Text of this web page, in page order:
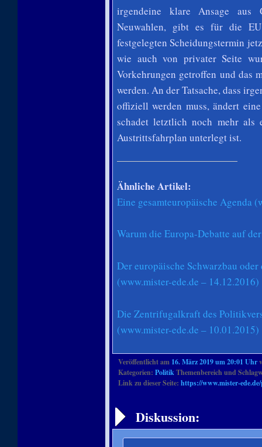
irgendeine klare Ansage aus
Neuwahlen, gibt es für die
festgelegten Scheidungstermin
wie auch von privater Seite
Vorkehrungen getroffen und das
werden. An der Tatsache, dass
offiziell werden muss, ändert
schadet letztlich noch mehr
Austrittsfahrplan unterlegt ist.
Ähnliche Artikel:
Eine gesamteuropäische Agenda
Warum die Europa-Debatte auf
Der europäische Schwarzbau
(www.mister-ede.de – 14.12.2016)
Die Zentrifugalkraft des
(www.mister-ede.de – 10.01.2015)
Veröffentlicht am 16. März 2019 um 20:01 Uhr
Kategorien: PolitikThemenbereich und
Link zu dieser Seite: https://www.mister-
Diskussion: